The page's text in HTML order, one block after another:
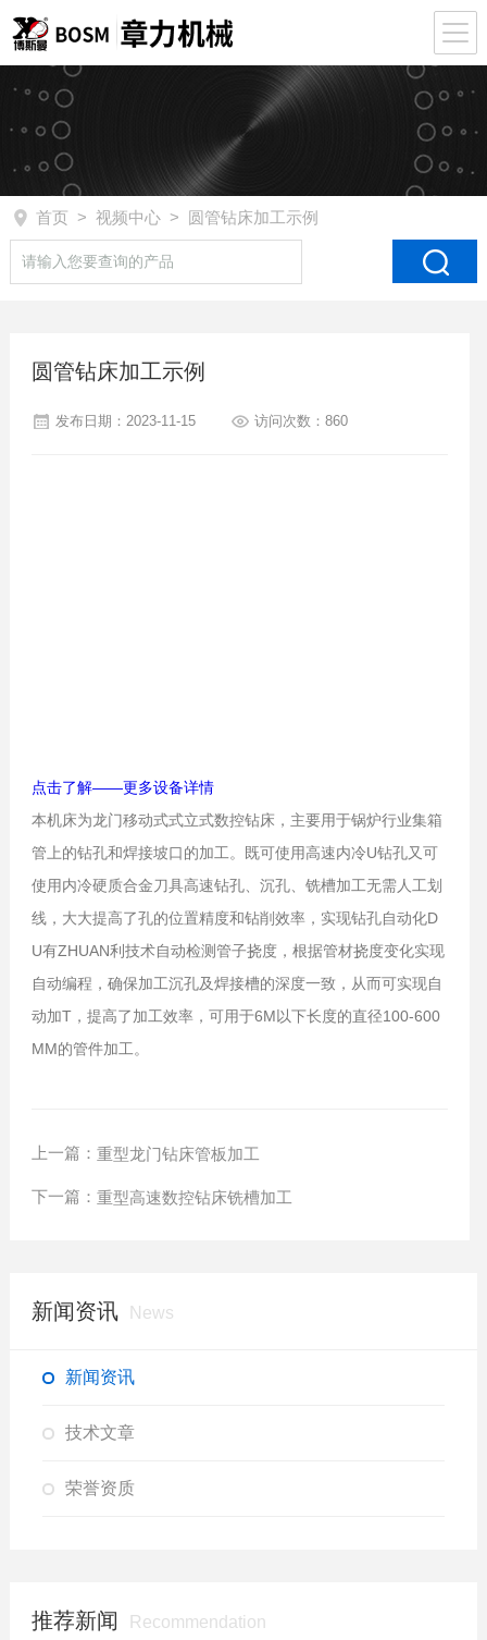
首页 > 视频中心> 圆管钻床加工示例
圆管钻床加工示例
发布日期：2023-11-15 访问次数：860
点击了解——更多设备详情
本机床为龙门移动式式立式数控钻床，主要用于锅炉行业集箱
管上的钻孔和焊接坡口的加工。既可使用高速内冷U钻孔又可
使用内冷硬质合金刀具高速钻孔、沉孔、铣槽加工无需人工划
线，大大提高了孔的位置精度和钻削效率，实现钻孔自动化D
U有ZHUAN利技术自动检测管子挠度，根据管材挠度变化实现
自动编程，确保加工沉孔及焊接槽的深度一致，从而可实现自
动加T，提高了加工效率，可用于6M以下长度的直径100-600
MM的管件加工。
上一篇： 重型龙门钻床管板加工
下一篇： 重型高速数控钻床铣槽加工
新闻资讯 News
新闻资讯
技术文章
荣誉资质
推荐新闻 Recommendation